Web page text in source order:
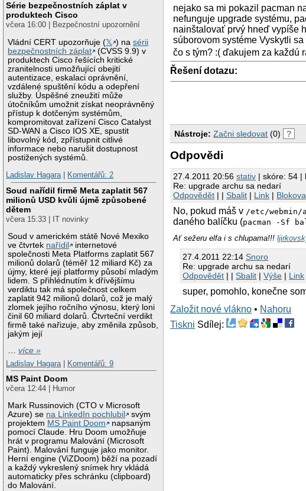
Série bezpečnostních záplat v
produktech Cisco
včera 16:00 | Bezpečnostní upozornění
Vládní CERT upozorňuje (𝕏 ) nasérii
bezpečnostních záplat
(CVSS 9.9) v
produktech Cisco řešících kritické
zranitelnosti umožňující obejití
autentizace, eskalaci oprávnění,
vzdálené spuštění kódu a odepření
služby. Úspěšné zneužití může
útočníkům umožnit získat neoprávněný
přístup k dotčeným systémům,
kompromitovat zařízení Cisco Catalyst
SD-WAN a Cisco IOS XE, spustit
libovolný kód, zpřístupnit citlivé
informace nebo narušit dostupnost
postižených systémů.
Ladislav Hagara| Komentářů: 2
Soud nařídil firmě Meta zaplatit 567
milionů USD kvůli újmě způsobené
dětem
včera 15:33 | IT novinky
Soud v americkém státě Nové Mexiko
ve čtvrtek nařídil
internetové
společnosti Meta Platforms zaplatit 567
milionů dolarů (téměř 12 miliard Kč) za
újmy, které její platformy působí mladým
lidem. S přihlédnutím k dřívějšímu
verdiktu tak má společnost celkem
zaplatit 942 milionů dolarů, což je malý
zlomek jejího ročního výnosu, který loni
činil 60 miliard dolarů. Čtvrteční verdikt
firmě také nařizuje, aby změnila způsob,
jakým její
…více »
Ladislav Hagara
Komentářů: 9
MS Paint Doom
včera 12:44 | Humor
Mark Russinovich (CTO v Microsoft
Azure) se na LinkedIn pochlubil
svým
projektem MS Paint Doom
napsaným
pomocí Claude. Hru Doom umožňuje
hrát v programu Malování (Microsoft
Paint). Malování funguje jako monitor.
Herní engine (ViZDoom) běží na pozadí
a každý vykreslený snímek hry vkládá
automaticky přes schránku (clipboard)
do Malování.
nejako sa mi pokazil pacman
nefunguje upgrade systému,
nainštalovať prvý hneď vypíše
súborovom systéme Vyskytli
čo s tým? :( ďakujem za každú
Řešení dotazu:
Nástroje: Začni sledovat (0) ?
Odpovědi
27.4.2011 20:56stativ | skóre: 54
Re: upgrade archu sa nedarí
Odpovědět | |Sbalit | Link |
No, pokud máš v /etc/webmin/
daného balíčku (pacman -Sf
Ať sežeru elfa i s chlupama!!!
27.4.2011 22:14Snoro
Re: upgrade archu sa nedarí
Odpovědět | |Sbalit |Výše | Link
super, pomohlo, konečne
Založit nové vlákno • Nahoru
Tiskni Sdílej: